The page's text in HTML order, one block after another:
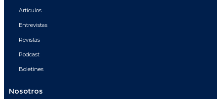
Artículos
Entrevistas
Revistas
Podcast
Boletines
Nosotros